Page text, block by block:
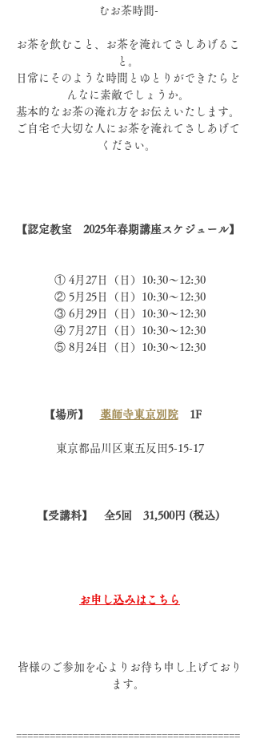
むお茶時間-
お茶を飲むこと、お茶を淹れてさしあげるこ
と。
日常にそのような時間とゆとりができたらど
んなに素敵でしょうか。
基本的なお茶の淹れ方をお伝えいたします。
ご自宅で大切な人にお茶を淹れてさしあげて
ください。
【認定教室　2025年春期講座スケジュール】
① 4月27日（日）10:30〜12:30
② 5月25日（日）10:30〜12:30
③ 6月29日（日）10:30〜12:30
④ 7月27日（日）10:30〜12:30
⑤ 8月24日（日）10:30〜12:30
【場所】 薬師寺東京別院 1F
東京都品川区東五反田5-15-17
【受講料】　全5回　31,500円 (税込)
お申し込みはこちら
皆様のご参加を心よりお待ち申し上げており
ます。
========================================